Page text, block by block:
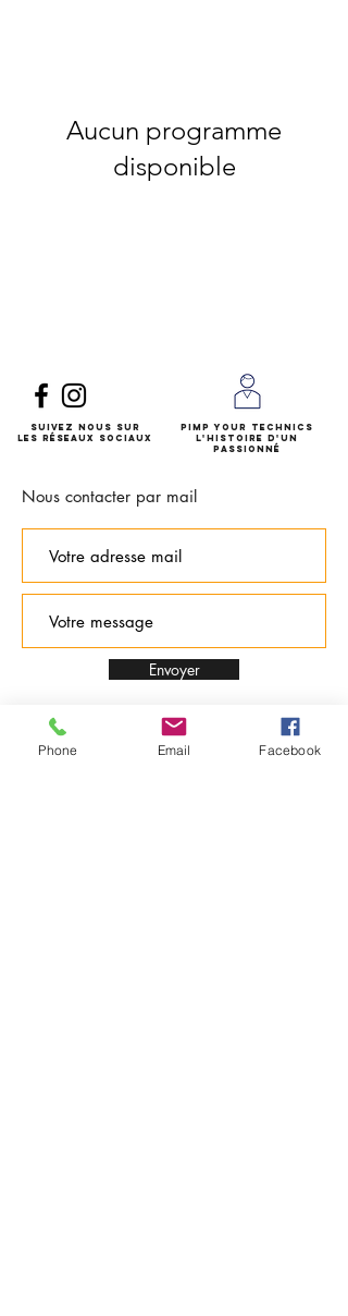
Aucun programme
disponible
Suivez nous sur
les réseaux sociaux
Pimp Your Technics
l'histoire d'un
passionné
Nous contacter par mail
Envoyer
Phone Email Facebook